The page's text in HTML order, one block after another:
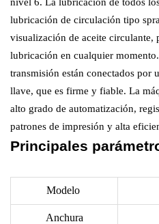
lubricación de circulación tipo
visualización de aceite circulante,
lubricación en cualquier
transmisión están conectados por
llave, que es firme y fiable. La
alto grado de automatización,
patrones de impresión y alta
Principales
Modelo
Anchura